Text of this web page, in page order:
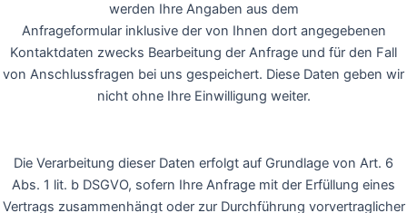
werden Ihre Angaben aus dem
Anfrageformular inklusive der von Ihnen dort angegebenen
Kontaktdaten zwecks Bearbeitung der Anfrage und für den Fall
von Anschlussfragen bei uns gespeichert. Diese Daten geben wir
nicht ohne Ihre Einwilligung weiter.
Die Verarbeitung dieser Daten erfolgt auf Grundlage von Art. 6
Abs. 1 lit. b DSGVO, sofern Ihre Anfrage mit der Erfüllung eines
Vertrags zusammenhängt oder zur Durchführung vorvertraglicher